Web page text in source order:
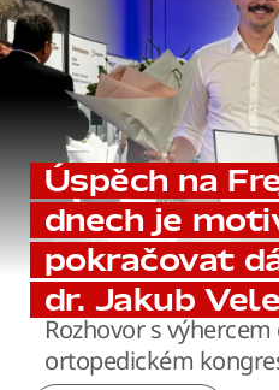
Úspěch na
dnech je
pokračovat
dr. Jakub
Rozhovor s
ortopedickém